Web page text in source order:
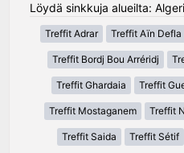
Löydä sinkkuja alueilta:
Treffit Adrar Treffit Aïn Defla
Treffit Bordj Bou Arréridj
Treffit Ghardaia Treffit
Treffit Mostaganem Treffit
Treffit Saida Treffit Sétif